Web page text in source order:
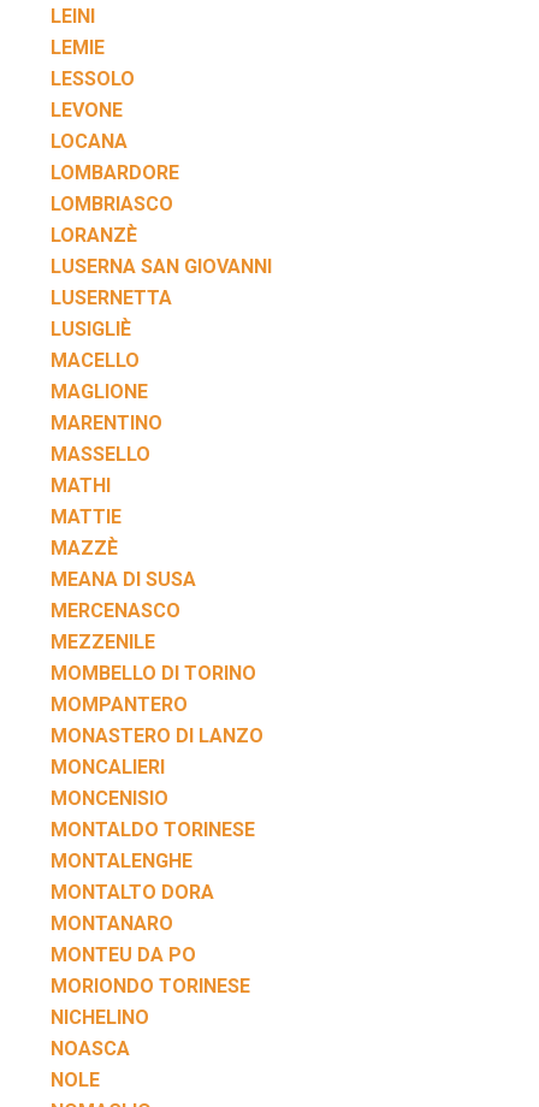
LEINI
LEMIE
LESSOLO
LEVONE
LOCANA
LOMBARDORE
LOMBRIASCO
LORANZÈ
LUSERNA SAN GIOVANNI
LUSERNETTA
LUSIGLIÈ
MACELLO
MAGLIONE
MARENTINO
MASSELLO
MATHI
MATTIE
MAZZÈ
MEANA DI SUSA
MERCENASCO
MEZZENILE
MOMBELLO DI TORINO
MOMPANTERO
MONASTERO DI LANZO
MONCALIERI
MONCENISIO
MONTALDO TORINESE
MONTALENGHE
MONTALTO DORA
MONTANARO
MONTEU DA PO
MORIONDO TORINESE
NICHELINO
NOASCA
NOLE